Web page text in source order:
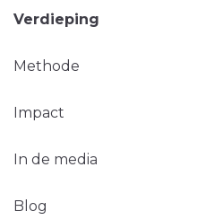
Verdieping
Methode
Impact
In de media
Blog